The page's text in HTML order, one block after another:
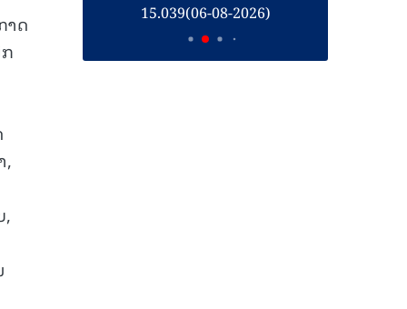
າດ
,
,
15.039(06-08-2026)